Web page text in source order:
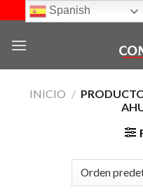
content
INICIO /
Spanish